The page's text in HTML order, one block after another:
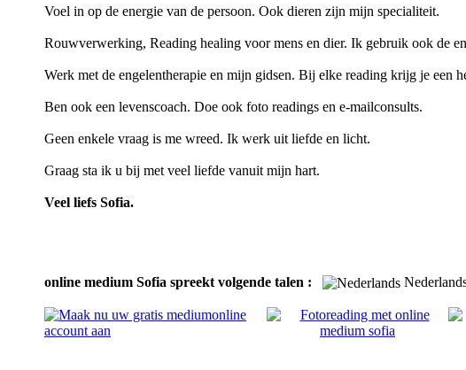
Voel in op de energie van de persoon. Ook dieren zijn mijn specialiteit.
Rouwverwerking, Reading healing voor mens en dier. Ik gebruik ook de
Werk met de engelentherapie en mijn gidsen. Bij elke reading krijg je een
Ben ook een levenscoach. Doe ook foto readings en e-mailconsults.
Geen enkele vraag is me wreed. Ik werk uit liefde en licht.
Graag sta ik u bij met veel liefde vanuit mijn hart.
Veel liefs Sofia.
online medium Sofia spreekt volgende talen :